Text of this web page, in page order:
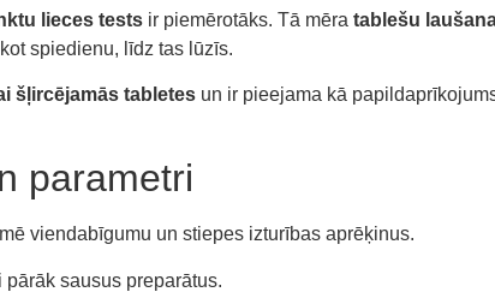
lieces tests ir piemērotāks. Tā mēra tablešu
spiedienu, līdz tas lūzīs.
šļircējamās tabletes un ir pieejama kā
parametri
viendabīgumu un stiepes izturības aprēķinus.
sausus preparātus.